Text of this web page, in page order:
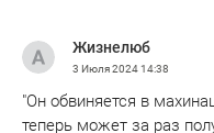
Жизнелюб
3 Июля 202414:38
"Он обвиняется в
теперь может за раз